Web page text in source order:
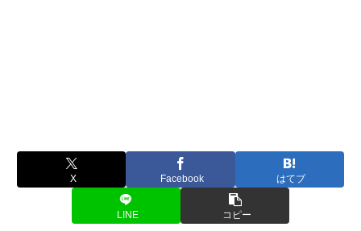
X Facebook はてブ
LINE コピー